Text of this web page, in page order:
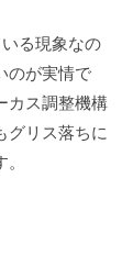
る現象なの
のが実情で
カス調整機構
グリス落ちに